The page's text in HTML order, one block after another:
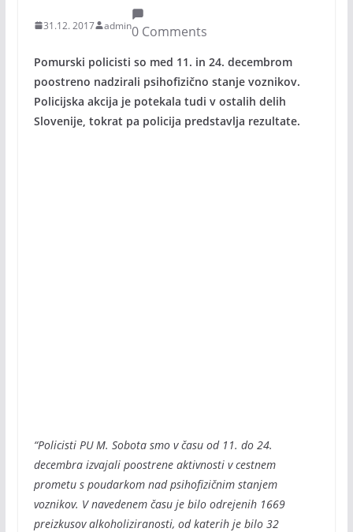
31.12. 2017 admin0 Comments
Pomurski policisti so med 11. in 24. decembrom
poostreno nadzirali psihofizično stanje voznikov.
Policijska akcija je potekala tudi v ostalih delih
Slovenije, tokrat pa policija predstavlja rezultate.
“Policisti PU M. Sobota smo v času od 11. do 24.
decembra izvajali poostrene aktivnosti v cestnem
prometu s poudarkom nad psihofizičnim stanjem
voznikov. V navedenem času je bilo odrejenih 1669
preizkusov alkoholiziranosti, od katerih je bilo 32